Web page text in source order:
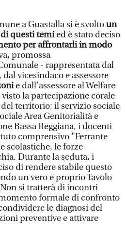
a Guastalla si è svoltoun
questi temied è stato deciso
per affrontarli in modo
promossa
- rappresentata dal
dal vicesindaco e assessore
e dall’assessore al Welfare
la partecipazione corale
territorio: il servizio sociale
Area Genitorialità e
Bassa Reggiana, i docenti
comprensivo "Ferrante
scolastiche, le forze
Durante la seduta, i
di rendere stabile questo
un vero e proprio Tavolo
si tratterà di incontri
formale di confronto
le diagnosi del
preventive e attivare